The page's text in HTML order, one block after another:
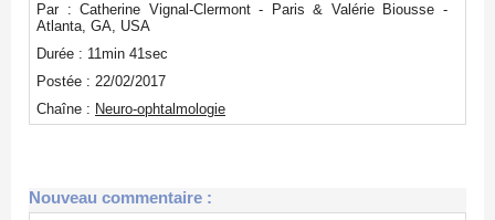
Par : Catherine Vignal-Clermont - Paris & Valérie Biousse -
Atlanta, GA, USA
Durée : 11min 41sec
Postée : 22/02/2017
Chaîne : Neuro-ophtalmologie
Nouveau commentaire :